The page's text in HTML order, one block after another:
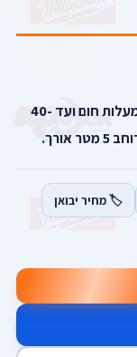
סרט בוטילי אלומיניום מצופה גומי עד 140 מעלות חום ועד -40
🏷️ מחיר יבואן